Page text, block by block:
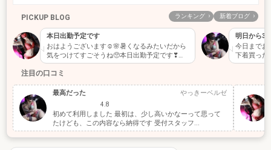
PICKUP BLOG ランキング 新着ブログ
本日出勤予定です
おはようございます☺️🌸暑くなるみたいだから
気をつけてすごそうね🥺本日出勤予定です❣
&#x…
明日から3
今日までお
下着買った
でした😄ま
注目の口コミ
最高だった やっきーベルゼ
4.8
初めて利用しました 最初は、少し高いかなーって思って
たけども、この内容なら納得です 受付スタッフ...